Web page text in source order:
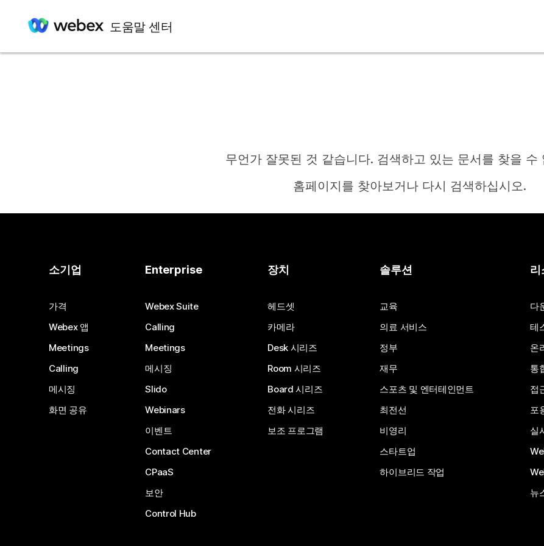
도움말 센터
무언가 잘못된 것 같습니다. 검색하고 있는 문서를 찾을 수
홈페이지를 찾아보거나 다시 검색하십시오.
답변이 필요하십니까?
질문 제출
소기업
가격
Webex 앱
Meetings
Calling
메시징
화면 공유
Enterprise
Webex Suite
Calling
Meetings
메시징
Slido
Webinars
이벤트
Contact Center
CPaaS
보안
Control Hub
장치
헤드셋
카메라
Desk 시리즈
Room 시리즈
Board 시리즈
전화 시리즈
보조 프로그램
솔루션
교육
의료 서비스
정부
재무
스포츠 및 엔터테인먼트
최전선
비영리
스타트업
하이브리드 작업
리
다
테
온
통
접
포
실
뉴